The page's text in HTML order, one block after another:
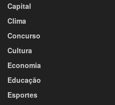
Capital
Clima
Concurso
Cultura
Economia
Educação
Esportes